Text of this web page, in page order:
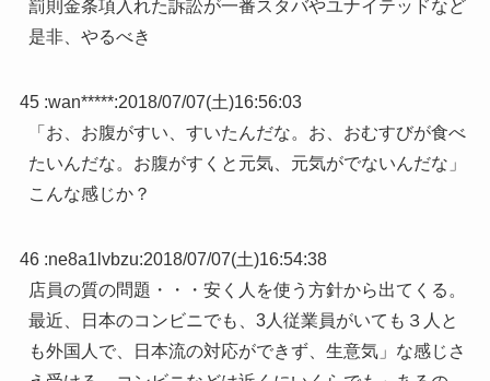
罰則金条項入れた訴訟が一番スタバやユナイテッドなど
是非、やるべき
45 :wan*****:2018/07/07(土)16:56:03
「お、お腹がすい、すいたんだな。お、おむすびが食べ
たいんだな。お腹がすくと元気、元気がでないんだな」
こんな感じか？
46 :ne8a1lvbzu:2018/07/07(土)16:54:38
店員の質の問題・・・安く人を使う方針から出てくる。
最近、日本のコンビニでも、3人従業員がいても３人と
も外国人で、日本流の対応ができず、生意気」な感じさ